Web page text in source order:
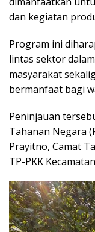
dan kegiatan
Program ini
lintas sektor
masyarakat
bermanfaat bagi
Peninjauan
Tahanan Negara
Prayitno, Camat
TP-PKK